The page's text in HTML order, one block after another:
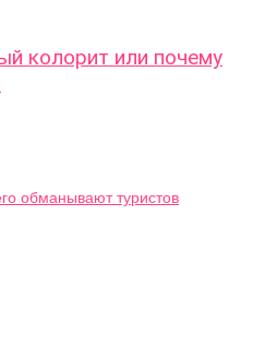
колорит или почему